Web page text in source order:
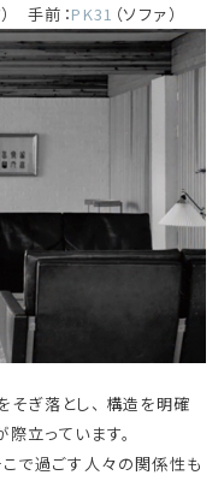
） 手前：PK31 （ソファ）
そぎ落とし、 構造を明確
立っています。
で過ごす人々の関係性も